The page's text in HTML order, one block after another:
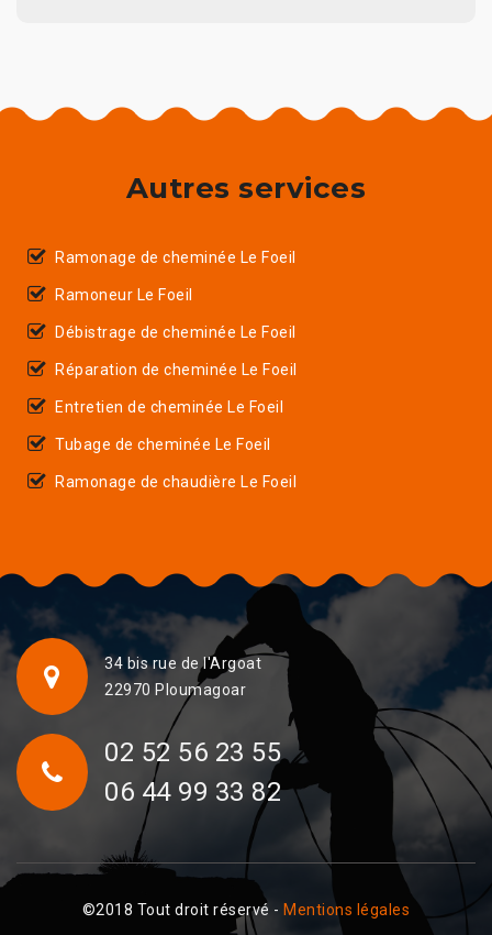
Autres services
Ramonage de cheminée Le Foeil
Ramoneur Le Foeil
Débistrage de cheminée Le Foeil
Réparation de cheminée Le Foeil
Entretien de cheminée Le Foeil
Tubage de cheminée Le Foeil
Ramonage de chaudière Le Foeil
34 bis rue de l'Argoat
22970 Ploumagoar
02 52 56 23 55
06 44 99 33 82
©2018 Tout droit réservé - Mentions légales